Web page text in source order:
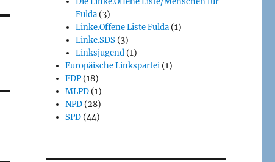
Fulda(3)
Linke.Offene Liste Fulda(1)
Linke.SDS(3)
Linksjugend(1)
Europäische Linkspartei (1)
FDP (18)
MLPD (1)
NPD (28)
SPD (44)